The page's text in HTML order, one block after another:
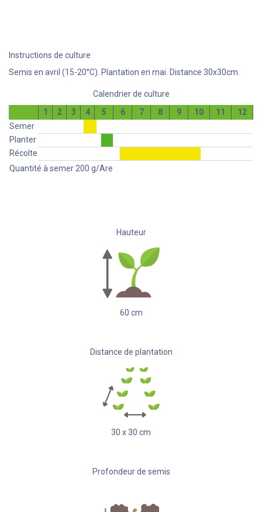
Instructions de culture
Semis en avril (15-20°C). Plantation en mai. Distance 30x30cm.
Calendrier de culture
1
2 3 4 5 6 7 8 9 10 11
12
Semer
Planter
Récolte
Quantité à semer200 g/Are
Hauteur
60 cm
Distance de plantation
30 x30 cm
Profondeur de semis